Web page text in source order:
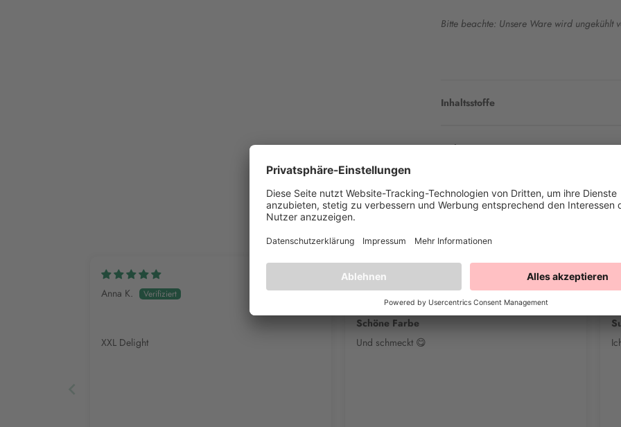
Bitte beachte: Unsere Ware wird ungekühlt
Inhaltsstoffe
Nährwerte pro 100g
Anna K.
XXL Delight
Jacqueline H.
Schöne Farbe
Und schmeckt 😋